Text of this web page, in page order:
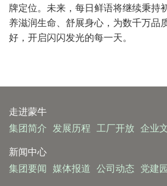
牌定位。未来，每日鲜语将继续秉持
养滋润生命、舒展身心，为数千万品
好，开启闪闪发光的每一天。
走进蒙牛
集团简介
发展历程 工厂开放 企业
新闻中心
集团要闻
媒体报道 公司动态 党建